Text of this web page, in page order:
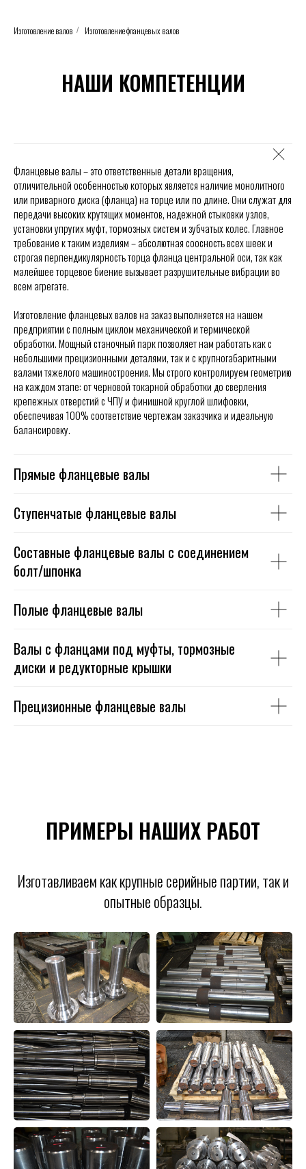
Изготовление валов / Изготовление фланцевых валов
НАШИ КОМПЕТЕНЦИИ
Фланцевые валы – это ответственные детали вращения,
отличительной особенностью которых является наличие монолитного
или приварного диска (фланца) на торце или по длине. Они служат для
передачи высоких крутящих моментов, надежной стыковки узлов,
установки упругих муфт, тормозных систем и зубчатых колес. Главное
требование к таким изделиям – абсолютная соосность всех шеек и
строгая перпендикулярность торца фланца центральной оси, так как
малейшее торцевое биение вызывает разрушительные вибрации во
всем агрегате.
Изготовление фланцевых валов на заказ выполняется на нашем
предприятии с полным циклом механической и термической
обработки. Мощный станочный парк позволяет нам работать как с
небольшими прецизионными деталями, так и с крупногабаритными
валами тяжелого машиностроения. Мы строго контролируем геометрию
на каждом этапе: от черновой токарной обработки до сверления
крепежных отверстий с ЧПУ и финишной круглой шлифовки,
обеспечивая 100% соответствие чертежам заказчика и идеальную
балансировку.
Прямые фланцевые валы
Ступенчатые фланцевые валы
Составные фланцевые валы с соединением
болт/шпонка
Полые фланцевые валы
Валы с фланцами под муфты, тормозные
диски и редукторные крышки
Прецизионные фланцевые валы
ПРИМЕРЫ НАШИХ РАБОТ
Изготавливаем как крупные серийные партии, так и
опытные образцы.